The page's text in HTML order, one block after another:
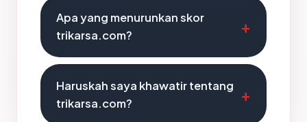
Apa yang menurunkan skor
trikarsa.com?
Haruskah saya khawatir tentang
trikarsa.com?